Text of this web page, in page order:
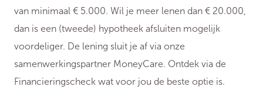
van minimaal € 5.000. Wil je meer lenen dan € 20.000,
dan is een (tweede) hypotheek afsluiten mogelijk
voordeliger. De lening sluit je af via onze
samenwerkingspartner MoneyCare. Ontdek via de
Financieringscheck wat voor jou de beste optie is.